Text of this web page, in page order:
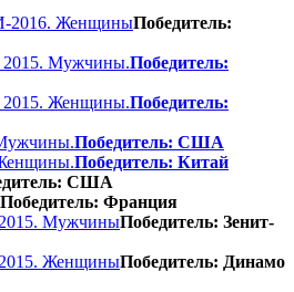
2016. ЖенщиныПобедитель:
2015. Мужчины.Победитель:
2015. Женщины.Победитель:
Победитель: США
Победитель: Китай
США
Победитель: Франция
МужчиныПобедитель: Зенит-
ЖенщиныПобедитель: Динамо